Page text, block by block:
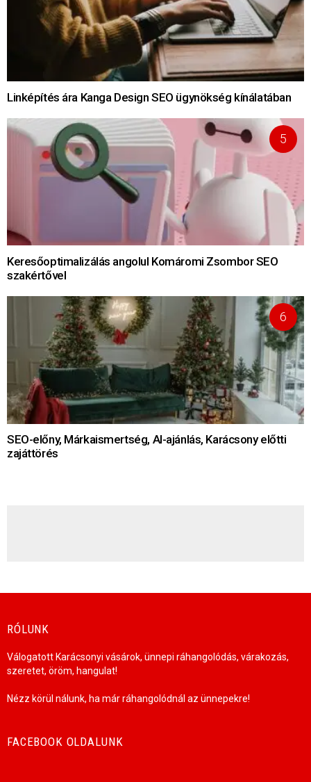
Linképítés ára Kanga Design SEO ügynökség kínálatában
Keresőoptimalizálás angolul Komáromi Zsombor SEO
szakértővel
SEO-előny, Márkaismertség, AI-ajánlás, Karácsony előtti
zajáttörés
RÓLUNK
Válogatott Karácsonyi vásárok, ünnepi ráhangolódás, várakozás,
szeretet, öröm, hangulat!
Nézz körül nálunk, ha már ráhangolódnál az ünnepekre!
FACEBOOK OLDALUNK